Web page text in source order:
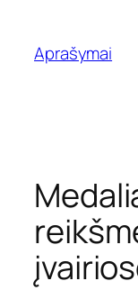
turinio
Aprašymai